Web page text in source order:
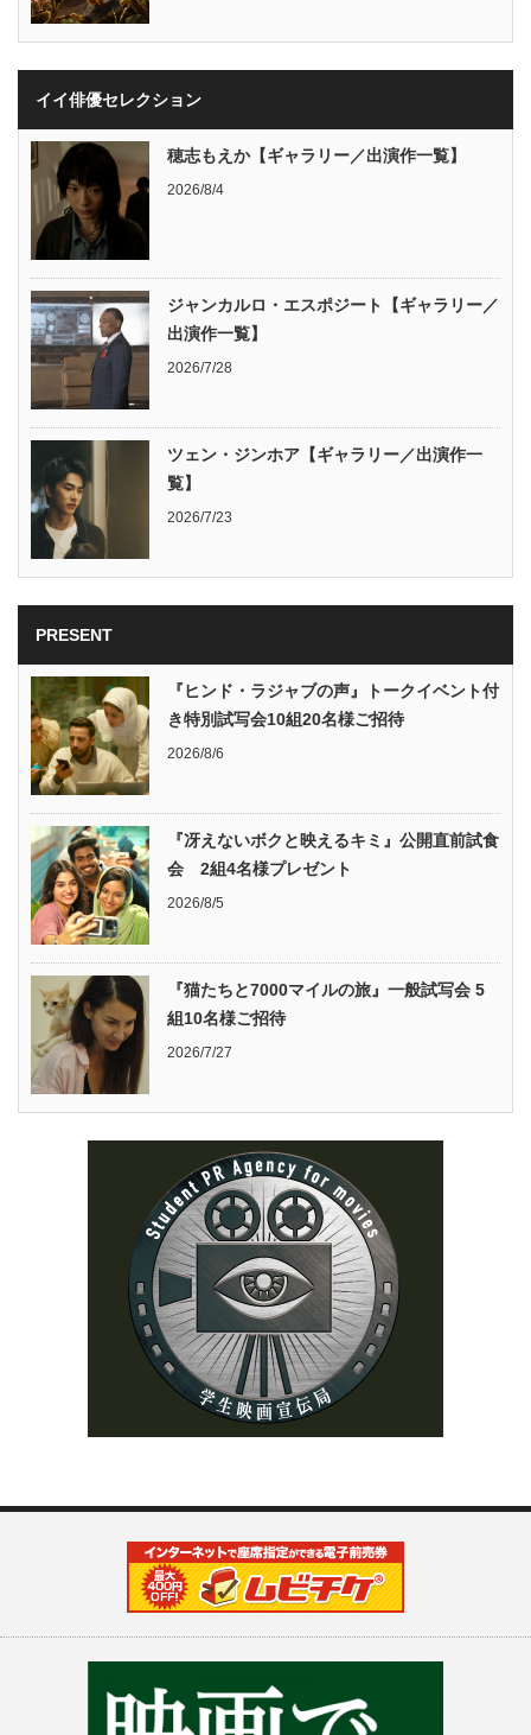
イイ俳優セレクション
穂志もえか【ギャラリー／出演作一覧】
2026/8/4
ジャンカルロ・エスポジート【ギャラリー／
出演作一覧】
2026/7/28
ツェン・ジンホア【ギャラリー／出演作一
覧】
2026/7/23
PRESENT
『ヒンド・ラジャブの声』トークイベント付
き特別試写会10組20名様ご招待
2026/8/6
『冴えないボクと映えるキミ』公開直前試食
会 2組4名様プレゼント
2026/8/5
『猫たちと7000マイルの旅』一般試写会 5
組10名様ご招待
2026/7/27